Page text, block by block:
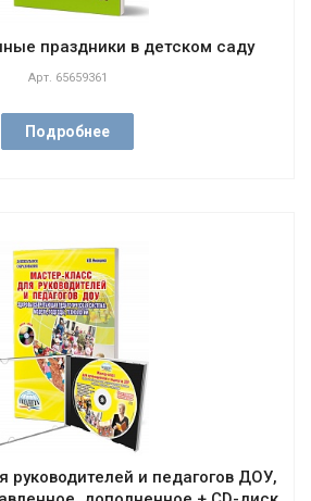
праздники в детском саду
Арт. 65659361
Подробнее
руководителей и педагогов ДОУ,